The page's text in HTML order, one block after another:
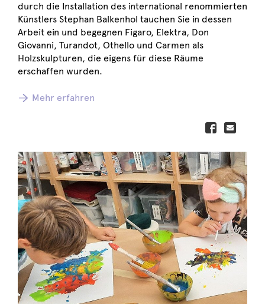
durch die Installation des international renommierten
Künstlers Stephan Balkenhol tauchen Sie in dessen
Arbeit ein und begegnen Figaro, Elektra, Don
Giovanni, Turandot, Othello und Carmen als
Holzskulpturen, die eigens für diese Räume
erschaffen wurden.
Mehr erfahren